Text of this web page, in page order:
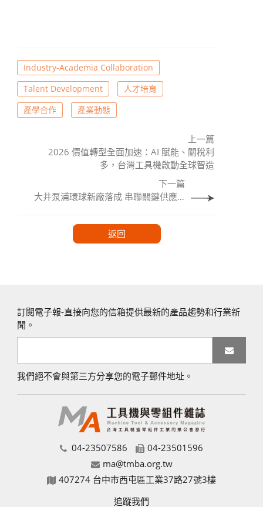
Industry-Academia Collaboration
Talent Development
人才培育
產學合作
產業動態
上一篇
2026 價值轉型全面加速：AI 賦能、關稅利
多，台灣工具機啟動全球智造
下一篇
大井泵浦環球新廠落成 串聯關鍵供應鏈、邁向智慧製造新里程
返回
04-23507586
04-23501596
ma@tmba.org.tw
407274 台中市西屯區工業37路27號3樓
訂閱電子報-直接向您的信箱提供最新的產品趨勢和行業新
聞。
我們絕不會與第三方分享您的電子郵件地址。
追蹤我們